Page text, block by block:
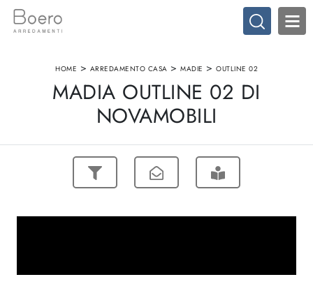
HOME > ARREDAMENTO CASA > MADIE > OUTLINE 02
MADIA OUTLINE 02 DI
NOVAMOBILI